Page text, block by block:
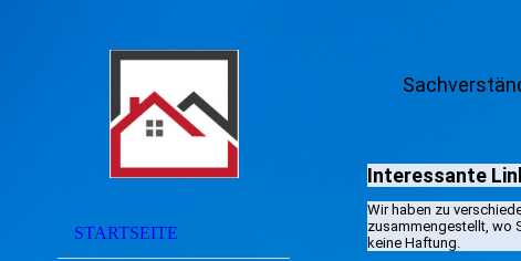
STARTSEITE
Interessante
Wir haben zu
zusammengestellt, wo
keine Haftung.